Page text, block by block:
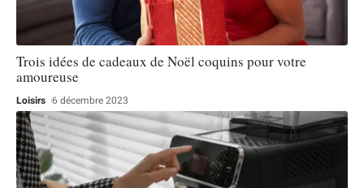
Trois idées de cadeaux de Noël coquins pour votre
amoureuse
Loisirs 6 décembre 2023